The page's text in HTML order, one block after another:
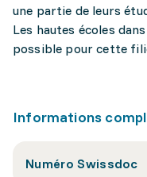
une partie de leurs
Les hautes écoles
possible pour cette
Informations
Numéro Swissdoc